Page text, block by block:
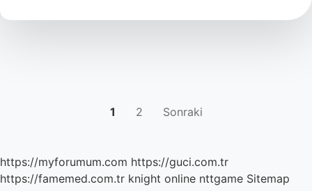
1 2 Sonraki
https://myforumum.com https://guci.com.tr
https://famemed.com.tr knight online nttgame Sitemap